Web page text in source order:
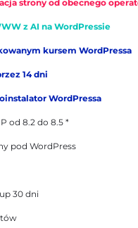
strony od obecnego
z AI na WordPressie
kursem WordPressa
14 dni
WordPressa
od 8.2 do 8.5 *
pod WordPress
30 dni